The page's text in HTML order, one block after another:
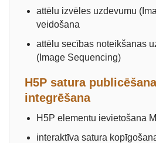
attēlu izvēles uzdevumu
veidošana
attēlu secības noteikšanas
(Image Sequencing)
H5P satura
integrēšana
H5P elementu ievietošana
interaktīva satura